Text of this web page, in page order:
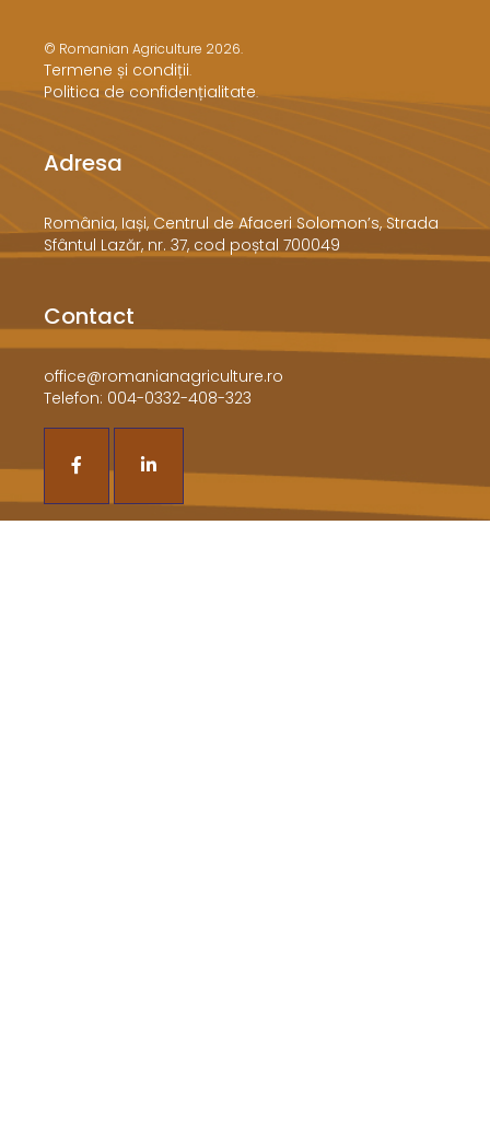
© Romanian Agriculture 2026.
Termene și condiții.
Politica de confidențialitate.
Adresa
​România, Iași, Centrul de Afaceri Solomon’s, Strada
Sfântul Lazăr, nr. 37, cod poștal 700049
Contact
office@romanianagriculture.ro
Telefon: 004-0332-408-323